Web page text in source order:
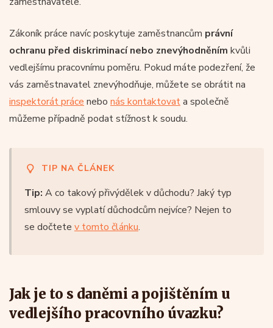
Zákoník práce navíc poskytuje zaměstnancům právní
ochranu před diskriminací nebo znevýhodněním kvůli
vedlejšímu pracovnímu poměru. Pokud máte podezření, že
vás zaměstnavatel znevýhodňuje, můžete se obrátit na
inspektorát práce nebo nás kontaktovata společně
můžeme případně podat stížnost k soudu.
TIP NA ČLÁNEK
Tip: A co takový přivýdělek v důchodu? Jaký typ
smlouvy se vyplatí důchodcům nejvíce? Nejen to
se dočtete v tomto článku.
Jak je to s daněmi a pojištěním u
vedlejšího pracovního úvazku?